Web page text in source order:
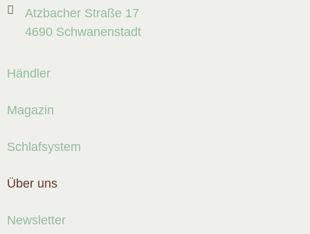
Atzbacher Straße 17
4690 Schwanenstadt
Händler
Magazin
Schlafsystem
Über uns
Newsletter